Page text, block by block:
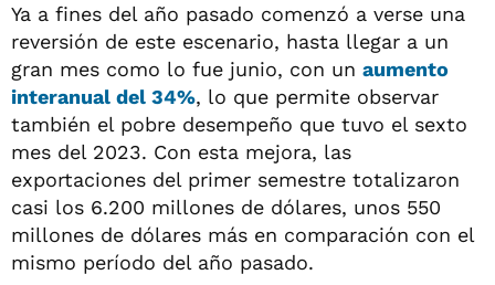
Ya a fines del año pasado comenzó a verse una
reversión de este escenario, hasta llegar a un
gran mes como lo fue junio, con un aumento
interanual del 34%, lo que permite observar
también el pobre desempeño que tuvo el sexto
mes del 2023. Con esta mejora, las
exportaciones del primer semestre totalizaron
casi los 6.200 millones de dólares, unos 550
millones de dólares más en comparación con el
mismo período del año pasado.